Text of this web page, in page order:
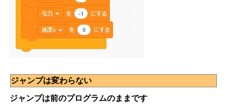
ジャンプは変わらない
ジャンプは前のプログラムのままです